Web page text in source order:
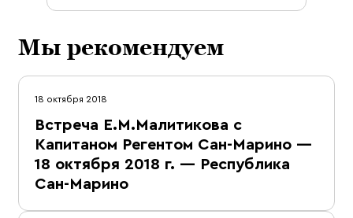
Мы рекомендуем
18 октября 2018
Встреча Е.М.Малитикова с
Капитаном Регентом Сан-Марино —
18 октября 2018 г. — Республика
Сан-Марино